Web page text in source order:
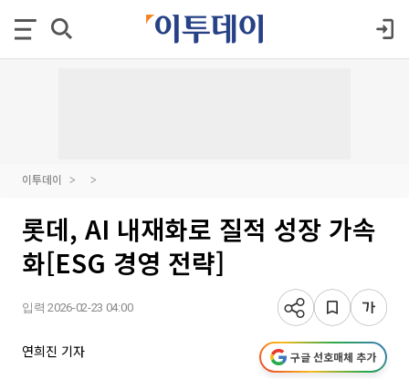
이투데이
롯데, AI 내재화로 질적 성장 가속
화[ESG 경영 전략]
입력 2026-02-23 04:00
연희진 기자 구글 선호매체 추가